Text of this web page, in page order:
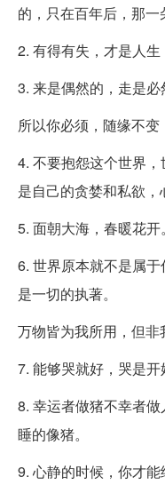
的，只在百年后，那一
2. 有得有失，才是人生
3. 来是偶然的，走是必
所以你必须，随缘不变
4. 不要抱怨这个世界
是自己的贪婪和私欲，
5. 面朝大海，春暖花开。
6. 世界原本就不是属
是一切的执著。
万物皆为我所用，但非
7. 能够哭就好，哭是开
8. 幸运者做猪不幸者
睡的像猪。
9. 心静的时候，你才